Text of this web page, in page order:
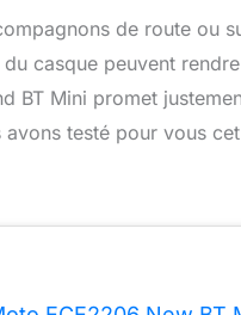
de route ou
casque peuvent
BT Mini promet
testé pour vous